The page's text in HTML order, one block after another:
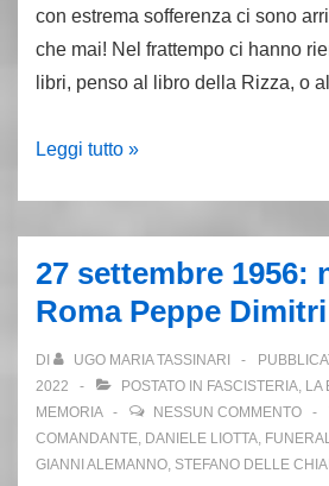
con estrema sofferenza ci sono
che mai! Nel frattempo ci hanno
libri, penso al libro della Rizza, o
Lo
e
l’antica
verità
di
Fabrizio
Zani
Leggi tutto »
27 settembre 1956:
Roma Peppe Dimitri
DI UGO MARIA TASSINARI
2022
POSTATO IN FASCISTERIA, LA
MEMORIA
NESSUN COMMENTO
COMANDANTE, DANIELE LIOTTA,
GIANNI ALEMANNO, STEFANO DELLE